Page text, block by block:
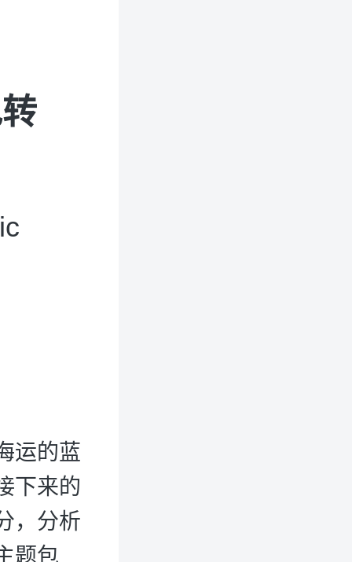
运的蓝
下来的
，分析
题包